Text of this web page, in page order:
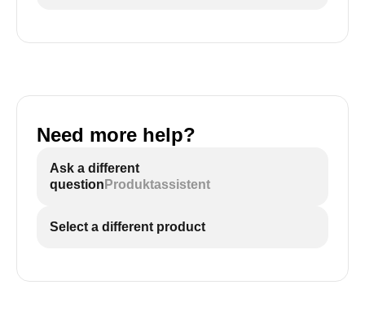
Need more help?
Ask a different
question Produktassistent
Select a different product